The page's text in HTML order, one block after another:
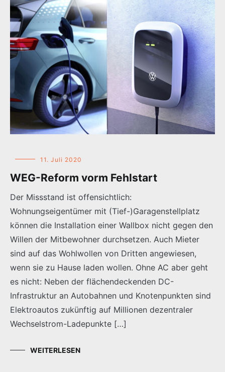
11. Juli 2020
WEG-Reform vorm Fehlstart
Der Missstand ist offensichtlich:
Wohnungseigentümer mit (Tief-)Garagenstellplatz
können die Installation einer Wallbox nicht gegen den
Willen der Mitbewohner durchsetzen. Auch Mieter
sind auf das Wohlwollen von Dritten angewiesen,
wenn sie zu Hause laden wollen. Ohne AC aber geht
es nicht: Neben der flächendeckenden DC-
Infrastruktur an Autobahnen und Knotenpunkten sind
Elektroautos zukünftig auf Millionen dezentraler
Wechselstrom-Ladepunkte […]
WEITERLESEN